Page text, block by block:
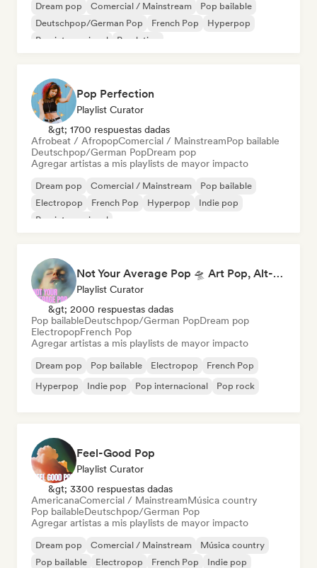
Dream pop Comercial / Mainstream
Pop bailable
Deutschpop/German Pop
French Pop
Hyperpop
Pop internacional
Pop latino
Pop Perfection
Playlist Curator
&gt; 1700 respuestas dadas
Afrobeat / AfropopComercial / MainstreamPop bailable
Deutschpop/German PopDream pop
Agregar artistas a mis playlists de mayor impacto
Dream pop Comercial / Mainstream
Pop bailable
Electropop
French Pop Hyperpop
Indie pop
Pop internacional
Not Your Average Pop 🛸 Art Pop, Alt-Pop & Indie Pop
Playlist Curator
&gt; 2000 respuestas dadas
Pop bailableDeutschpop/German PopDream pop
ElectropopFrench Pop
Agregar artistas a mis playlists de mayor impacto
Dream pop Pop bailable Electropop
French Pop
Hyperpop
Indie pop Pop internacional Pop rock
Feel-Good Pop
Playlist Curator
&gt; 3300 respuestas dadas
AmericanaComercial / MainstreamMúsica country
Pop bailableDeutschpop/German Pop
Agregar artistas a mis playlists de mayor impacto
Dream pop Comercial / Mainstream
Música country
Pop bailable
Electropop French Pop
Indie pop